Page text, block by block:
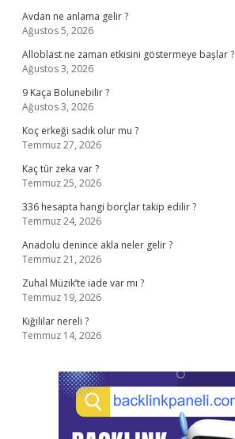
Avdan ne anlama gelir ?
Ağustos 5, 2026
Alloblast ne zaman etkisini göstermeye başlar ?
Ağustos 3, 2026
9 Kaça Bolunebilir ?
Ağustos 3, 2026
Koç erkeği sadık olur mu ?
Temmuz 27, 2026
Kaç tür zeka var ?
Temmuz 25, 2026
336 hesapta hangi borçlar takip edilir ?
Temmuz 24, 2026
Anadolu denince akla neler gelir ?
Temmuz 21, 2026
Zuhal Müzik’te iade var mı ?
Temmuz 19, 2026
Kığılılar nereli ?
Temmuz 14, 2026